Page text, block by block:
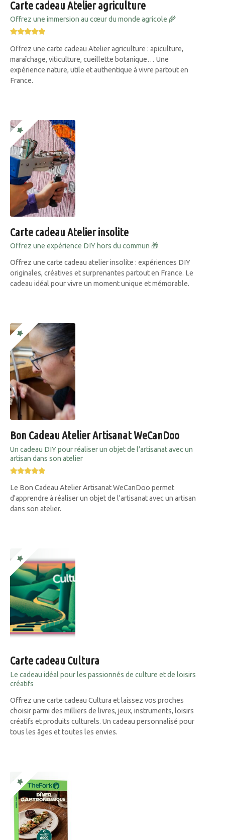
Carte cadeau Atelier agriculture
Offrez une immersion au cœur du monde agricole 🌾
Offrez une carte cadeau Atelier agriculture : apiculture,
maraîchage, viticulture, cueillette botanique… Une
expérience nature, utile et authentique à vivre partout en
France.
Carte cadeau Atelier insolite
Offrez une expérience DIY hors du commun 🎁
Offrez une carte cadeau atelier insolite : expériences DIY
originales, créatives et surprenantes partout en France. Le
cadeau idéal pour vivre un moment unique et mémorable.
Bon Cadeau Atelier Artisanat WeCanDoo
Un cadeau DIY pour réaliser un objet de l’artisanat avec un
artisan dans son atelier
Le Bon Cadeau Atelier Artisanat WeCanDoo permet
d'apprendre à réaliser un objet de l'artisanat avec un artisan
dans son atelier.
Carte cadeau Cultura
Le cadeau idéal pour les passionnés de culture et de loisirs
créatifs
Offrez une carte cadeau Cultura et laissez vos proches
choisir parmi des milliers de livres, jeux, instruments, loisirs
créatifs et produits culturels. Un cadeau personnalisé pour
tous les âges et toutes les envies.